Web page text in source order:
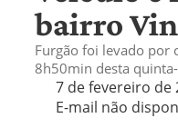
bairro
Furgão foi levado por
8h50min desta
7 de fevereiro de
E-mail não